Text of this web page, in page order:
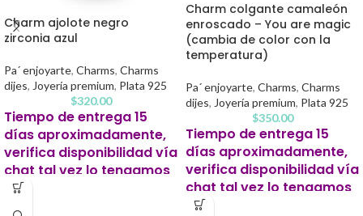
Charm ajolote negro
zirconia azul
Pa´ enjoyarte, Charms, Charms
dijes, Joyería premium, Plata 925
$320.00
Tiempo de entrega 15
días aproximadamente,
verifica disponibilidad vía
chat tal vez lo tengamos
listo antes.
Charm colgante camaleón
enroscado – You are magic
(cambia de color con la
temperatura)
Pa´ enjoyarte, Charms, Charms
dijes, Joyería premium, Plata 925
$350.00
Tiempo de entrega 15
días aproximadamente,
verifica disponibilidad vía
chat tal vez lo tengamos
listo antes.